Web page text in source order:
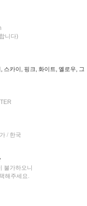
니다)
스카이, 핑크, 화이트, 옐로우, 그
/ 한국
불가하오니
해주세요.